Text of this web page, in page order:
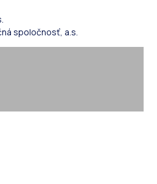
spoločnosť, a.s.